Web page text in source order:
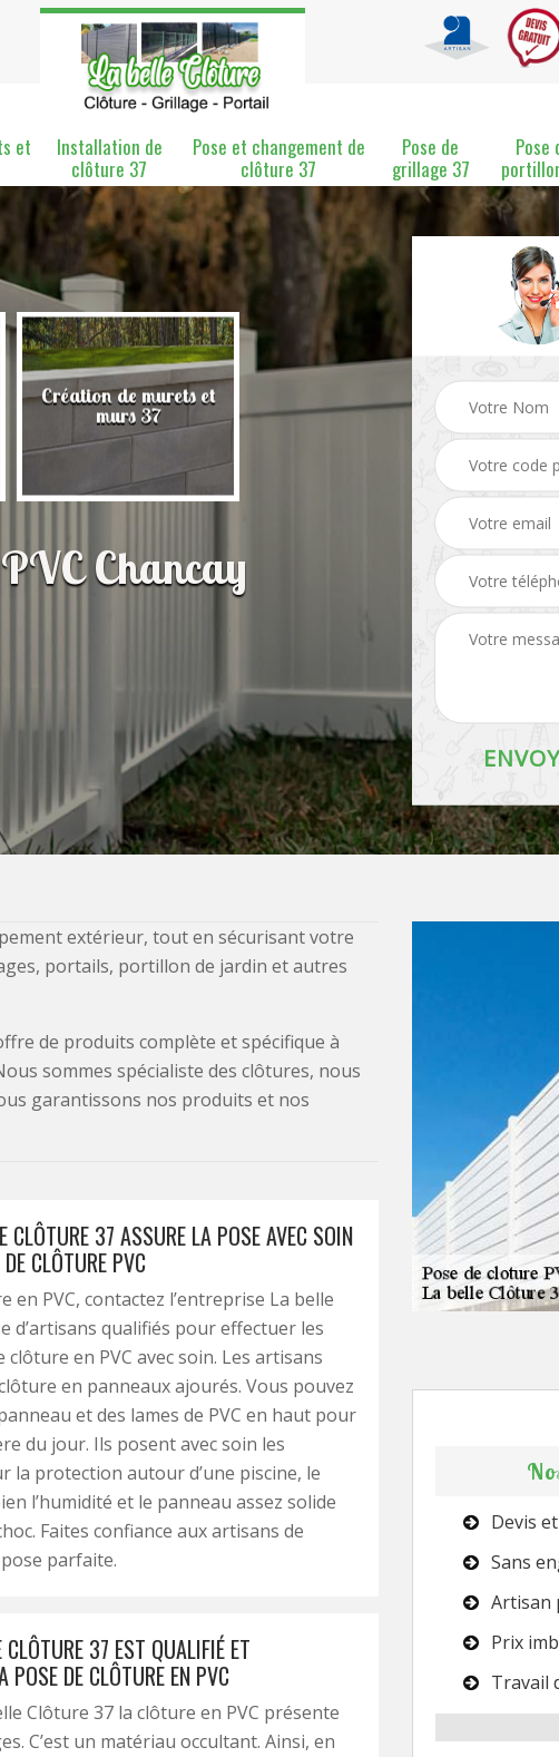
et
Installation de
clôture 37
Pose et changement de
clôture 37
Pose de
grillage 37
Pose
Création de murets et
murs 37
Installation de clôture
37
Chancay
extérieur, tout en sécurisant votre
portails, portillon de jardin et autres
de produits complète et spécifique à
sommes spécialiste des clôtures, nous
garantissons nos produits et nos
CLÔTURE 37 ASSURE LA POSE AVEC SOIN
CLÔTURE PVC
en PVC, contactez l’entreprise La belle
d’artisans qualifiés pour effectuer les
en PVC avec soin. Les artisans
en panneaux ajourés. Vous pouvez
et des lames de PVC en haut pour
du jour. Ils posent avec soin les
la protection autour d’une piscine, le
l’humidité et le panneau assez solide
Faites confiance aux artisans de
parfaite.
CLÔTURE 37 EST QUALIFIÉ ET
POSE DE CLÔTURE EN PVC
Clôture 37 la clôture en PVC présente
C’est un matériau occultant. Ainsi, en
Devis
Sans
Artisan
Prix
Travail